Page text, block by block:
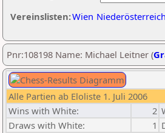
Vereinslisten:Wien Niederösterreich
Pnr:108198 Name: Michael Leitner (
Alle Partien ab Eloliste 1. Juli 2006
Wins with White:
2
Draws with White:
1